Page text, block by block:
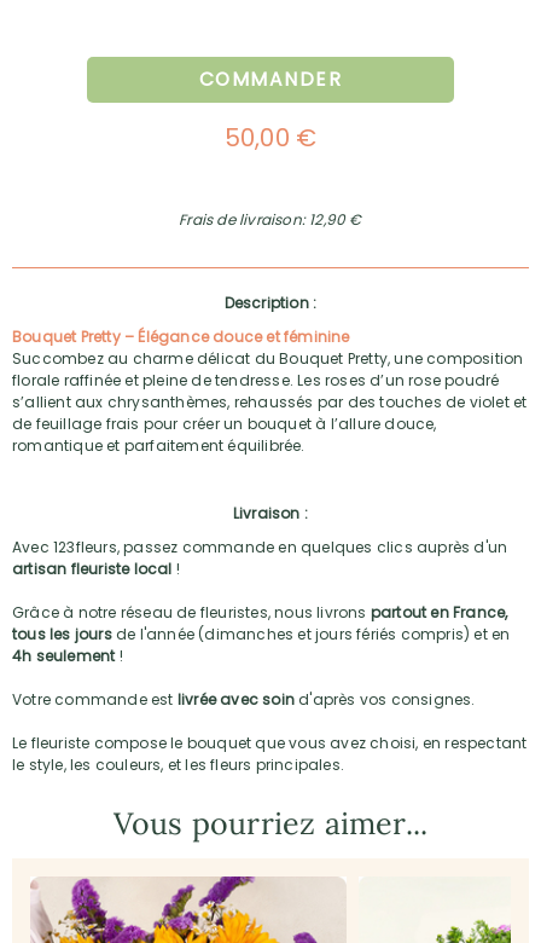
COMMANDER
50,00 €
Frais de livraison: 12,90 €
Description :
Bouquet Pretty – Élégance douce et féminine
Succombez au charme délicat du Bouquet Pretty, une composition
florale raffinée et pleine de tendresse. Les roses d’un rose poudré
s’allient aux chrysanthèmes, rehaussés par des touches de violet et
de feuillage frais pour créer un bouquet à l’allure douce,
romantique et parfaitement équilibrée.
Livraison :
Avec 123fleurs, passez commande en quelques clics auprès d'un
artisan fleuriste local !
Grâce à notre réseau de fleuristes, nous livrons partout en France,
tous les joursde l'année (dimanches et jours fériés compris) et en
4h seulement!
Votre commande est livrée avec soind'après vos consignes.
Le fleuriste compose le bouquet que vous avez choisi, en respectant
le style, les couleurs, et les fleurs principales.
Vous pourriez aimer...